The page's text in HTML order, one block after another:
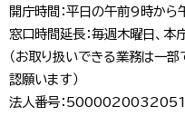
開庁時間：平日の午前9時か
窓口時間延長：毎週木曜日、
（お取り扱いできる業務は一
認願います）
法人番号：5000020032051